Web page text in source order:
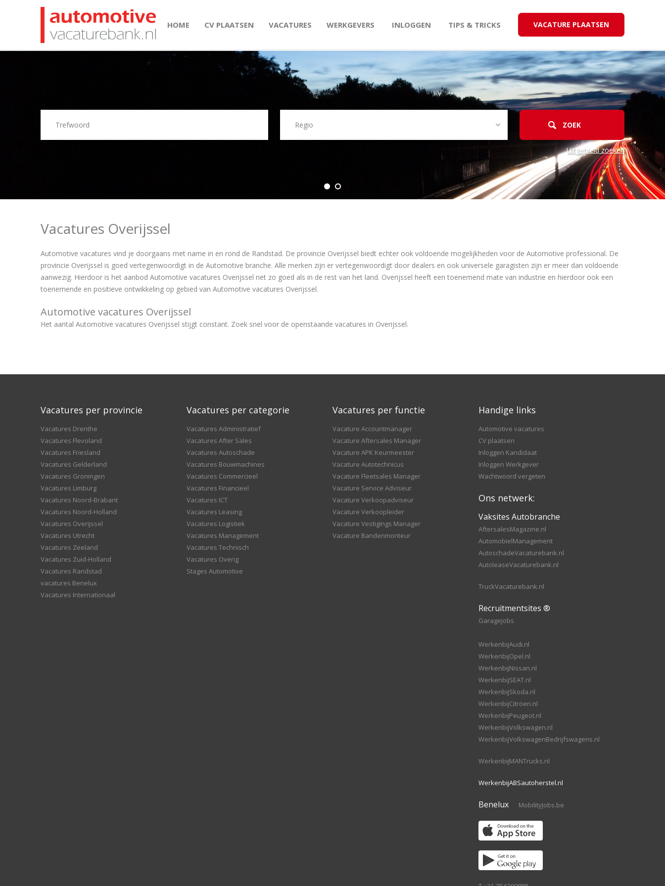
HOME CV PLAATSEN VACATURES WERKGEVERS INLOGGEN TIPS & TRICKS VACATURE PLAATSEN
Uitgebreid zoeken
Vacatures Overijssel
Automotive vacatures vind je doorgaans met name in en rond de Randstad. De provincie Overijssel biedt echter ook voldoende mogelijkheden voor de Automotive professional. De
provincie Overijssel is goed vertegenwoordigt in de Automotive branche. Alle merken zijn er vertegenwoordigt door dealers en ook universele garagisten zijn er meer dan voldoende
aanwezig. Hierdoor is het aanbod Automotive vacatures Overijssel net zo goed als in de rest van het land. Overijssel heeft een toenemend mate van industrie en hierdoor ook een
toenemende en positieve ontwikkeling op gebied van Automotive vacatures Overijssel.
Automotive vacatures Overijssel
Het aantal Automotive vacatures Overijssel stijgt constant. Zoek snel voor de openstaande vacatures in Overijssel.
Vacatures per provincie
Vacatures Drenthe
Vacatures Flevoland
Vacatures Friesland
Vacatures Gelderland
Vacatures Groningen
Vacatures Limburg
Vacatures Noord-Brabant
Vacatures Noord-Holland
Vacatures Overijssel
Vacatures Utrecht
Vacatures Zeeland
Vacatures Zuid-Holland
Vacatures Randstad
vacatures Benelux
Vacatures Internationaal
Vacatures per categorie
Vacatures Administratief
Vacatures After Sales
Vacatures Autoschade
Vacatures Bouwmachines
Vacatures Commercieel
Vacatures Financieel
Vacatures ICT
Vacatures Leasing
Vacatures Logistiek
Vacatures Management
Vacatures Technisch
Vacatures Overig
Stages Automotive
Vacatures per functie
Vacature Accountmanager
Vacature Aftersales Manager
Vacature APK Keurmeester
Vacature Autotechnicus
Vacature Fleetsales Manager
Vacature Service Adviseur
Vacature Verkoopadviseur
Vacature Verkoopleider
Vacature Vestigings Manager
Vacature Bandenmonteur
Handige links
Automotive vacatures
CV plaatsen
Inloggen Kandidaat
Inloggen Werkgever
Wachtwoord vergeten
Ons netwerk:
Vaksites Autobranche
AftersalesMagazine.nl
AutomobielManagement
AutoschadeVacaturebank.nl
AutoleaseVacaturebank.nl
TruckVacaturebank.nl
Recruitmentsites ®
Garagejobs
WerkenbijAudi.nl
WerkenbijOpel.nl
WerkenbijNissan.nl
WerkenbijSEAT.nl
WerkenbijSkoda.nl
WerkenbijCitroen.nl
WerkenbijPeugeot.nl
WerkenbijVolkswagen.nl
WerkenbijVolkswagenBedrijfswagens.nl
WerkenbijMANTrucks.nl
WerkenbijABSautoherstel.nl
Benelux MobilityJobs.be